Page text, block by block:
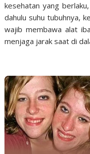
kesehatan yang
dahulu suhu tubuhnya,
wajib membawa alat
menjaga jarak saat di